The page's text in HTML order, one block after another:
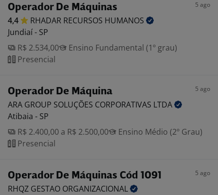
Operador De Máquinas 5 ago
4,4 RHADAR RECURSOS HUMANOS
Jundiaí - SP
R$ 2.534,00
Ensino Fundamental (1º grau)
Presencial
Operador De Máquina 5 ago
ARA GROUP SOLUÇÕES CORPORATIVAS LTDA
Atibaia - SP
R$ 2.400,00 a R$ 2.500,00
Ensino Médio (2º Grau)
Presencial
Operador De Máquinas Cód 1091 5 ago
RHQZ GESTAO ORGANIZACIONAL